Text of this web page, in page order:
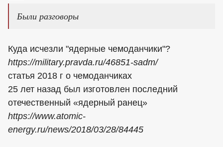
Были разговоры
Куда исчезли "ядерные чемоданчики"?
https://military.pravda.ru/46851-sadm/
статья 2018 г о чемоданчиках
25 лет назад был изготовлен последний
отечественный «ядерный ранец»
https://www.atomic-
energy.ru/news/2018/03/28/84445